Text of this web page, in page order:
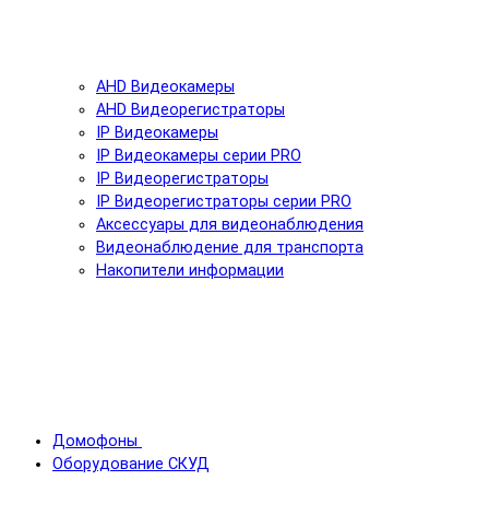
AHD Видеокамеры
AHD Видеорегистраторы
IP Видеокамеры
IP Видеокамеры серии PRO
IP Видеорегистраторы
IP Видеорегистраторы серии PRO
Аксессуары для видеонаблюдения
Видеонаблюдение для транспорта
Накопители информации
Домофоны
Оборудование СКУД